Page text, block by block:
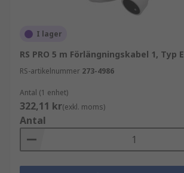
I lager
RS PRO 5 m Förlängningskabel 1, Typ
RS-artikelnummer 273-4986
Antal (1 enhet)
322,11 kr(exkl. moms)
Antal